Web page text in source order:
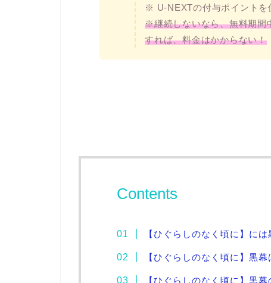
※ U-NEXTの付与ポイントを
※継続しないなら、無料期間
すれば、料金はかからない！
Contents
【ひぐらしのなく頃に】に
【ひぐらしのなく頃に】黒幕
【ひぐらしのなく頃に】黒